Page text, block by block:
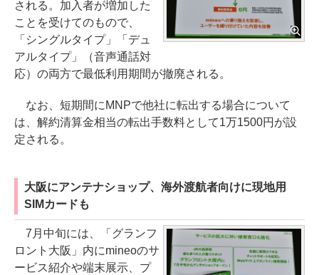
される。加入者が増加した
ことを受けてのもので、
「シングルタイプ」「デュ
アルタイプ」（音声通話対
応）の両方で最低利用期間が撤廃される。
なお、短期間にMNPで他社に転出する場合について
は、解約清算金相当の転出手数料として1万1500円が設
定される。
大阪にアンテナショップ、海外渡航者向けに現地用
SIMカードも
7月中旬には、「グランフ
ロント大阪」内にmineoのサ
ービス紹介や端末展示、プ